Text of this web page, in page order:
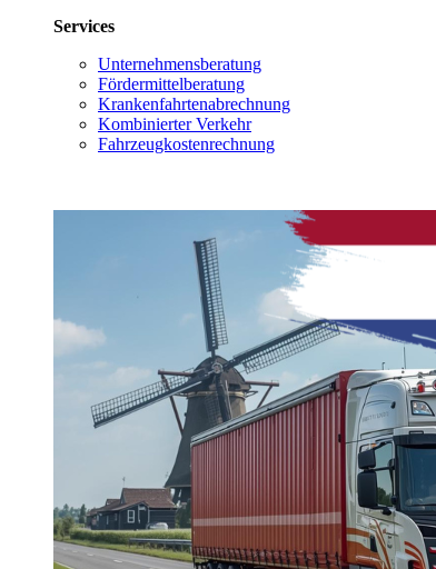
Services
Unternehmensberatung
Fördermittelberatung
Krankenfahrtenabrechnung
Kombinierter Verkehr
Fahrzeugkostenrechnung